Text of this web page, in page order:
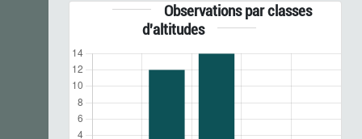
Observations par classes
d'altitudes